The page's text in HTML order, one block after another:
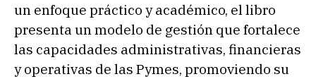
un enfoque práctico y académico, el libro
presenta un modelo de gestión que fortalece
las capacidades administrativas, financieras
y operativas de las Pymes, promoviendo su